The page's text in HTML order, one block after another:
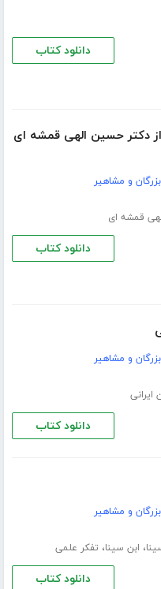
دانلود کتاب
و مشاهیر
قمشه ای
دانلود کتاب
و مشاهیر
ایرانی
دانلود کتاب
و مشاهیر
، ابن سینا، تفکر علمی
دانلود کتاب